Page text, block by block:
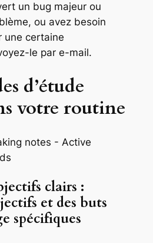
un bug majeur ou
ou avez besoin
une certaine
le par e-mail.
d’étude
votre routine
clairs :
et des buts
spécifiques